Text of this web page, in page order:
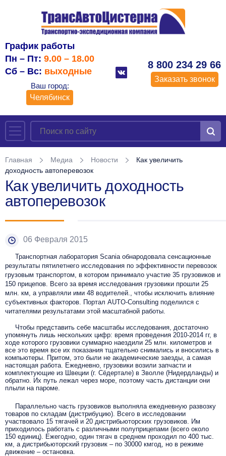
График работы
Пн – Пт: 9.00 – 18.00
Сб – Вс: выходные
Ваш город:
Челябинск
8 800 234 29 66
Заказать звонок
Главная Медиа Новости
Как увеличить
доходность автоперевозок
Как увеличить доходность
автоперевозок
06 Февраля 2015
Транспортная лаборатория Scania обнародовала сенсационные
результаты пятилетнего исследования по эффективности перевозок
грузовым транспортом, в котором принимало участие 35 грузовиков и
150 прицепов. Всего за время исследования грузовики прошли 25
млн. км, а управляли ими 48 водителей., чтобы исключить влияние
субъективных факторов. Портал AUTO-Consulting поделился с
читателями результатами этой масштабной работы.
Чтобы представить себе масштабы исследования, достаточно
упомянуть лишь нескольких цифр: время проведения 2010-2014 гг, в
ходе которого грузовики суммарно наездили 25 млн. километров и
все это время все их показания тщательно снимались и вносились в
компьютеры. Притом, это были не академические заезды, а самая
настоящая работа. Ежедневно, грузовики возили запчасти и
комплектующие из Швеции (г. Сёдертале) в Зволле (Нидердланды) и
обратно. Их путь лежал через море, поэтому часть дистанции они
плыли на пароме.
Параллельно часть грузовиков выполняла ежедневную развозку
товаров по складам (дистрибуцию). Всего в исследовании
участвовало 15 тягачей и 20 дистрибьюторских грузовиков. Им
приходилось работать с различными полуприцепами (всего около
150 единиц). Ежегодно, один тягач в среднем проходил по 400 тыс.
км, а дистрибьюторский грузовик – по 30000 кмгод, но в режиме
движение – остановка.